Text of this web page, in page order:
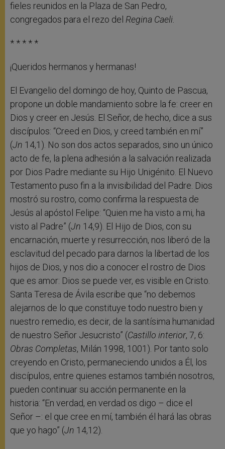
fieles reunidos en la Plaza de San Pedro,
congregados para el rezo del Regina Caeli.
* * * * *
¡Queridos hermanos y hermanas!
El Evangelio del domingo de hoy, Quinto de Pascua,
propone un doble mandamiento sobre la fe: creer en
Dios y creer en Jesús. El Señor, de hecho, dice a sus
discípulos: “Creed en Dios, y creed también en mí”
(Jn 14,1). No son dos actos separados, sino un único
acto de fe, la plena adhesión a la salvación realizada
por Dios Padre mediante su Hijo Unigénito. El Nuevo
Testamento puso fin a la invisibilidad del Padre. Dios
mostró su rostro, como confirma la respuesta de
Jesús al apóstol Felipe: “Quien me ha visto a mi, ha
visto al Padre” (Jn 14,9). El Hijo de Dios, con su
encarnación, muerte y resurrección, nos liberó de la
esclavitud del pecado para darnos la libertad de los
hijos de Dios, y nos dio a conocer el rostro de Dios
que es amor: Dios se puede ver, es visible en Cristo.
Santa Teresa de Ávila escribe que “no debemos
alejarnos de lo que constituye todo nuestro bien y
nuestro remedio, es decir, de la santísima humanidad
de nuestro Señor Jesucristo” (Castillo interior, 7, 6:
Obras Completas, Milán 1998, 1001). Por tanto solo
creyendo en Cristo, permaneciendo unidos a Él, los
discípulos, entre quienes estamos también nosotros,
pueden continuar su acción permanente en la
historia: “En verdad, en verdad os digo – dice el
Señor –: el que cree en mí, también él hará las obras
que yo hago” (Jn 14,12).